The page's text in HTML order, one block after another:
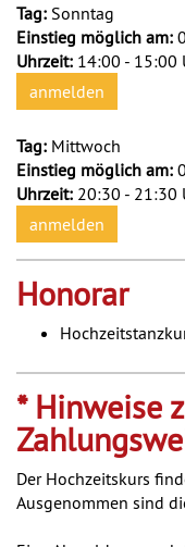
Tag: Sonntag
Einstieg möglich am:
Uhrzeit: 14:00 - 15:00
anmelden
Tag: Mittwoch
Einstieg möglich am:
Uhrzeit: 20:30 - 21:30
anmelden
Honorar
* Hinweise
Der Hochzeitskurs
Ausgenommen sind